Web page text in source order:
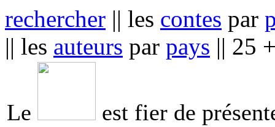
rechercher || les contes par
|| les auteurs par pays || 25
Le est fier de